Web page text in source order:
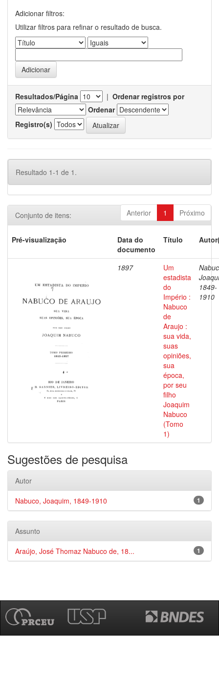
Adicionar filtros:
Utilizar filtros para refinar o resultado de busca.
Resultados/Página | Ordenar registros por
Ordenar
Registro(s)
Resultado 1-1 de 1.
Anterior 1 Próximo
Conjunto de itens:
Pré-visualização
Data do
documento
Título
1897
Um
estadista
do
Império :
Nabuco
de
Araujo :
sua vida,
suas
opiniões,
sua
época,
por seu
filho
Joaquim
Nabuco
(Tomo
1)
1849-
1910
Sugestões de pesquisa
Autor
1
Nabuco, Joaquim, 1849-1910
Assunto
1
Araújo, José Thomaz Nabuco de, 18...